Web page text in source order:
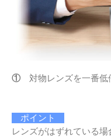
① 対物レンズを一番低
ポイント
レンズがはずれている